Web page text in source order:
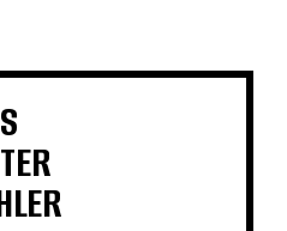
€ €
€ €
€